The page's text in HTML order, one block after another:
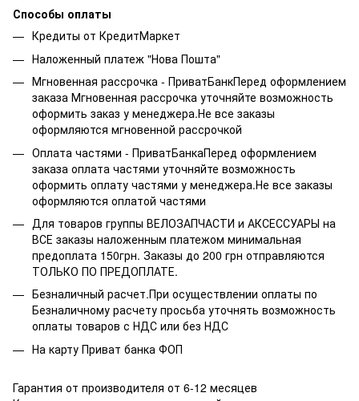
Способы оплаты
Кредиты от КредитМаркет
Наложенный платеж "Нова Пошта"
Мгновенная рассрочка - ПриватБанкПеред оформлением
заказа Мгновенная рассрочка уточняйте возможность
оформить заказ у менеджера.Не все заказы
оформляются мгновенной рассрочкой
Оплата частями - ПриватБанкаПеред оформлением
заказа оплата частями уточняйте возможность
оформить оплату частями у менеджера.Не все заказы
оформляются оплатой частями
Для товаров группы ВЕЛОЗАПЧАСТИ и АКСЕССУАРЫ на
ВСЕ заказы наложенным платежом минимальная
предоплата 150грн. Заказы до 200 грн отправляются
ТОЛЬКО ПО ПРЕДОПЛАТЕ.
Безналичный расчет.При осуществлении оплаты по
Безналичному расчету просьба уточнять возможность
оплаты товаров с НДС или без НДС
На карту Приват банка ФОП
Гарантия от производителя от 6-12 месяцев